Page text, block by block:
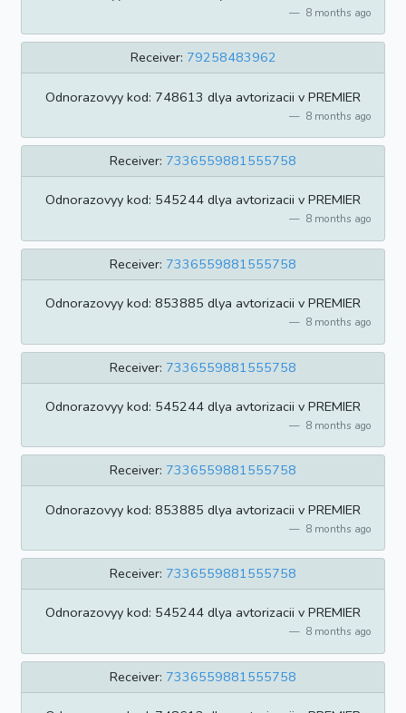
8 months ago
Receiver: 79258483962
Odnorazovyy kod: 748613 dlya avtorizacii v PREMIER
8 months ago
Receiver: 7336559881555758
Odnorazovyy kod: 545244 dlya avtorizacii v PREMIER
8 months ago
Receiver: 7336559881555758
Odnorazovyy kod: 853885 dlya avtorizacii v PREMIER
8 months ago
Receiver: 7336559881555758
Odnorazovyy kod: 545244 dlya avtorizacii v PREMIER
8 months ago
Receiver: 7336559881555758
Odnorazovyy kod: 853885 dlya avtorizacii v PREMIER
8 months ago
Receiver: 7336559881555758
Odnorazovyy kod: 545244 dlya avtorizacii v PREMIER
8 months ago
Receiver: 7336559881555758